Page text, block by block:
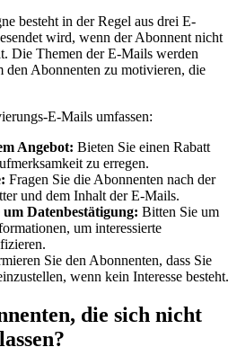
besteht in der Regel aus drei E-
wird, wenn der Abonnent nicht
Die Themen der E-Mails werden
den Abonnenten zu motivieren, die
E-Mails umfassen:
Angebot: Bieten Sie einen Rabatt
zu erregen.
Fragen Sie die Abonnenten nach der
und dem Inhalt der E-Mails.
Datenbestätigung: Bitten Sie um
um interessierte
Sie den Abonnenten, dass Sie
wenn kein Interesse besteht.
die sich nicht